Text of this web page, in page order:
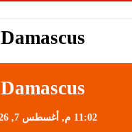
Damascus
Damascus
11:02 م, أغسطس 7, 2026